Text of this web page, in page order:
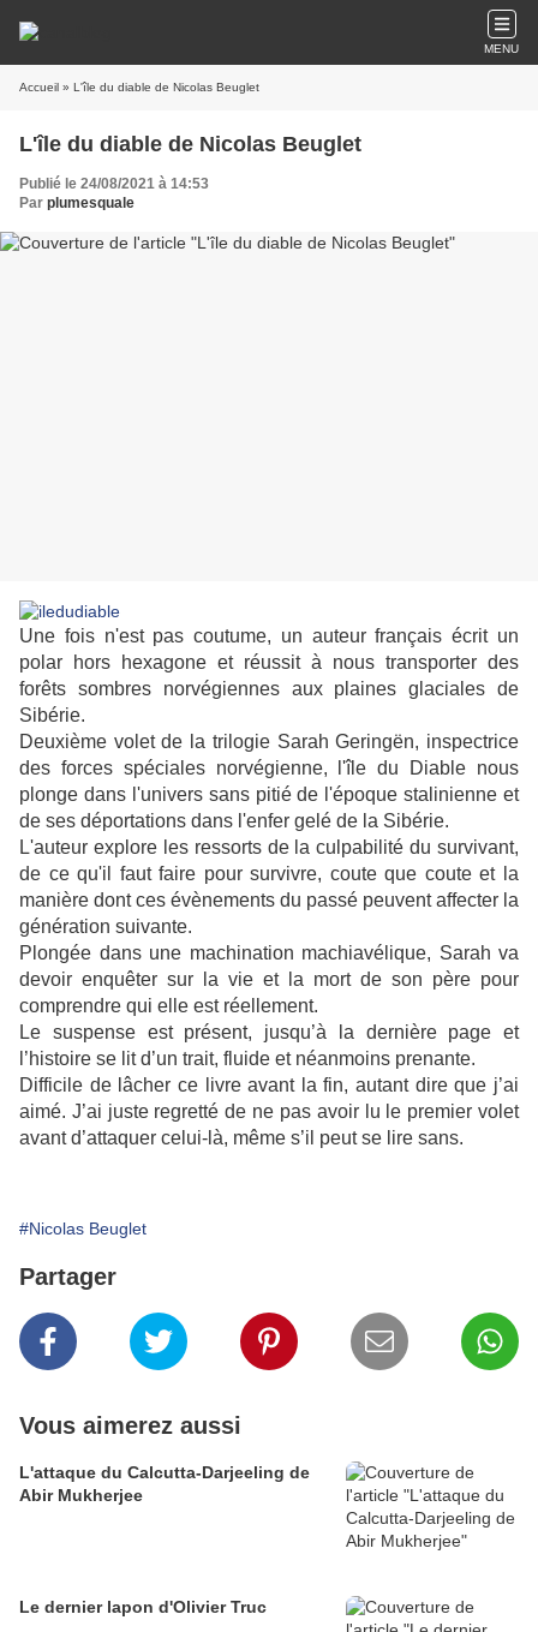
MENU
Accueil » L'île du diable de Nicolas Beuglet
L'île du diable de Nicolas Beuglet
Publié le 24/08/2021 à 14:53
Par plumesquale
Une fois n'est pas coutume, un auteur français écrit un
polar hors hexagone et réussit à nous transporter des
forêts sombres norvégiennes aux plaines glaciales de
Sibérie.
Deuxième volet de la trilogie Sarah Geringën, inspectrice
des forces spéciales norvégienne, l'île du Diable nous
plonge dans l'univers sans pitié de l'époque stalinienne et
de ses déportations dans l'enfer gelé de la Sibérie.
L'auteur explore les ressorts de la culpabilité du survivant,
de ce qu'il faut faire pour survivre, coute que coute et la
manière dont ces évènements du passé peuvent affecter la
génération suivante.
Plongée dans une machination machiavélique, Sarah va
devoir enquêter sur la vie et la mort de son père pour
comprendre qui elle est réellement.
Le suspense est présent, jusqu’à la dernière page et
l’histoire se lit d’un trait, fluide et néanmoins prenante.
Difficile de lâcher ce livre avant la fin, autant dire que j’ai
aimé. J’ai juste regretté de ne pas avoir lu le premier volet
avant d’attaquer celui-là, même s’il peut se lire sans.
#Nicolas Beuglet
Partager
Vous aimerez aussi
L'attaque du Calcutta-Darjeeling de
Abir Mukherjee
Le dernier lapon d'Olivier Truc